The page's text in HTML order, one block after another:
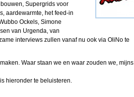
Supergrids voor
aardewarmte, het feed-in
Ockels, Simone
van Urgenda, van
interviews zullen vanaf nu ook via OliNo te
Waar staan we en waar zouden we, mijns
hieronder te beluisteren.